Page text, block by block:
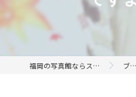
福岡の写真館ならスタジオエムズ ブログ